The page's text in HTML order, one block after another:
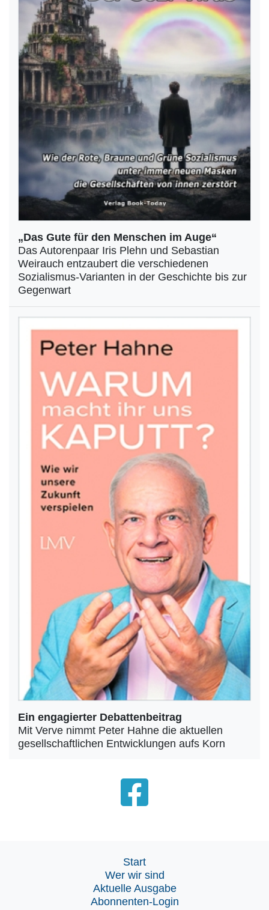
„Das Gute für den Menschen im Auge“
Das Autorenpaar Iris Plehn und Sebastian
Weirauch entzaubert die verschiedenen
Sozialismus-Varianten in der Geschichte bis zur
Gegenwart
Ein engagierter Debattenbeitrag
Mit Verve nimmt Peter Hahne die aktuellen
gesellschaftlichen Entwicklungen aufs Korn
Start
Wer wir sind
Aktuelle Ausgabe
Abonnenten-Login